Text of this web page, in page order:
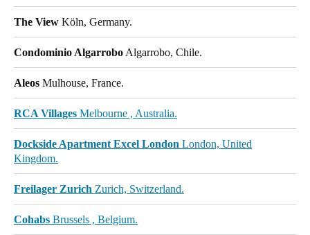
The View Köln, Germany.
Condominio AlgarroboAlgarrobo, Chile.
Aleos Mulhouse, France.
RCA Villages Melbourne , Australia.
Dockside Apartment Excel London London, United
Kingdom.
Freilager Zurich Zurich, Switzerland.
Cohabs Brussels , Belgium.